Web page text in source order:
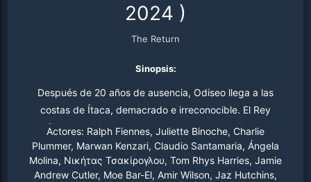
2024 )
The Return
Sinopsis:
Después de 20 años de ausencia, Odiseo llega a las
costas de Ítaca, demacrado e irreconocible. El Rey
finalmente ha regresado a casa, pero mucho ha
cambiado en su reino desde que partió para luchar en la
guerra de Troya.
Actores: Ralph Fiennes, Juliette Binoche, Charlie
Plummer, Marwan Kenzari, Claudio Santamaria, Ángela
Molina, Νικήτας Τσακίρογλου, Tom Rhys Harries, Jamie
Andrew Cutler, Moe Bar-El, Amir Wilson, Jaz Hutchins,